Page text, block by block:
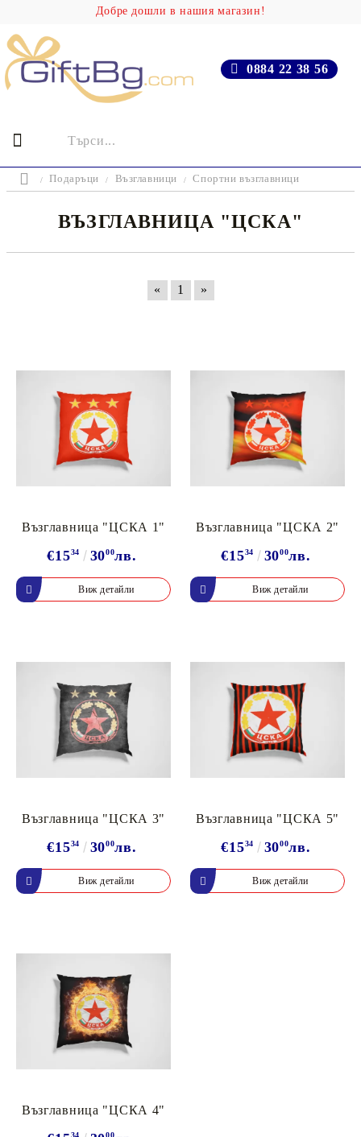
Добре дошли в нашия магазин!
0884 22 38 56
Подаръци Възглавници Спортни възглавници
ВЪЗГЛАВНИЦА "ЦСКА"
« 1 »
Възглавница "ЦСКА 1"
€1534 3000лв.
Виж детайли
Възглавница "ЦСКА 2"
€1534 3000лв.
Виж детайли
Възглавница "ЦСКА 3"
€1534 3000лв.
Виж детайли
Възглавница "ЦСКА 5"
€1534 3000лв.
Виж детайли
Възглавница "ЦСКА 4"